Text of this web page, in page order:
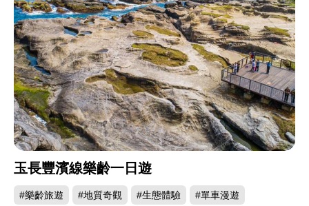
玉長豐濱線樂齡一日遊
#樂齡旅遊 #地質奇觀 #生態體驗 #單車漫遊